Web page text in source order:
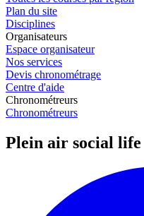
Plan du site
Disciplines
Organisateurs
Espace organisateur
Nos services
Devis chronométrage
Centre d'aide
Chronométreurs
Chronométreurs
Plein air social life